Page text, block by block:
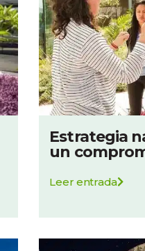
Estrategia
un
Leer entrada